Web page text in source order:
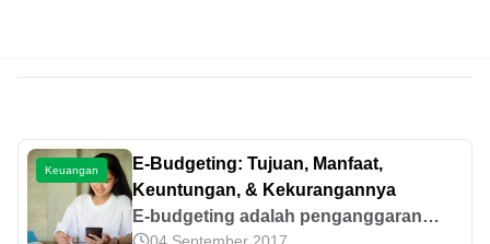
Keuangan
E-Budgeting: Tujuan, Manfaat,
Keuntungan, & Kekurangannya
E-budgeting adalah penganggaran